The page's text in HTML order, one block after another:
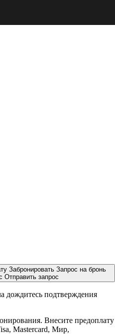
Забронировать Запрос на бронь
Отправить запрос
дождитесь подтверждения
Внесите предоплату
Mastercard, Мир,